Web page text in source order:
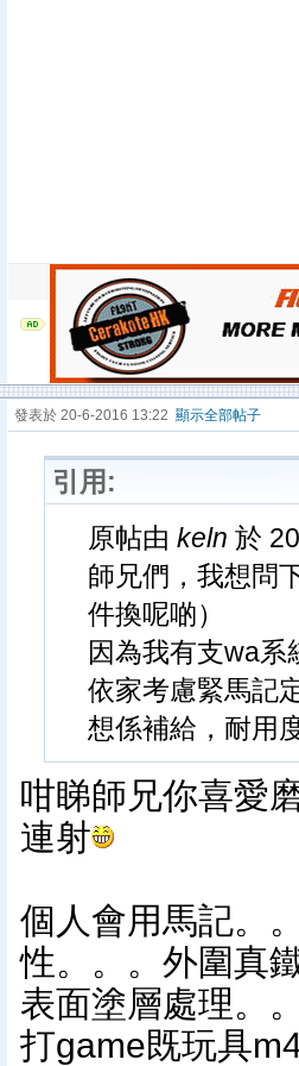
發表於 20-6-2016 13:22 顯示全部帖子
引用:
原帖由 keln 於
師兄們，我想問
件換呢啲）
因為我有支wa系
依家考慮緊馬記
想係補給，耐用
咁睇師兄你喜愛
連射
個人會用馬記。
性。。。外圍真
表面塗層處理。
打game既玩具